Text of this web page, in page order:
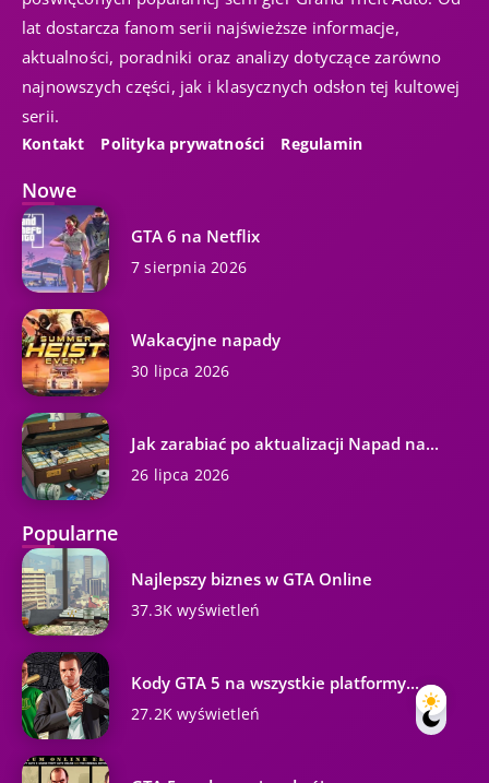
lat dostarcza fanom serii najświeższe informacje,
aktualności, poradniki oraz analizy dotyczące zarówno
najnowszych części, jak i klasycznych odsłon tej kultowej
serii.
Kontakt Polityka prywatności Regulamin
Nowe
GTA 6 na Netflix
7 sierpnia 2026
Wakacyjne napady
30 lipca 2026
Jak zarabiać po aktualizacji Napad na...
26 lipca 2026
Popularne
Najlepszy biznes w GTA Online
37.3K wyświetleń
Kody GTA 5 na wszystkie platformy...
27.2K wyświetleń